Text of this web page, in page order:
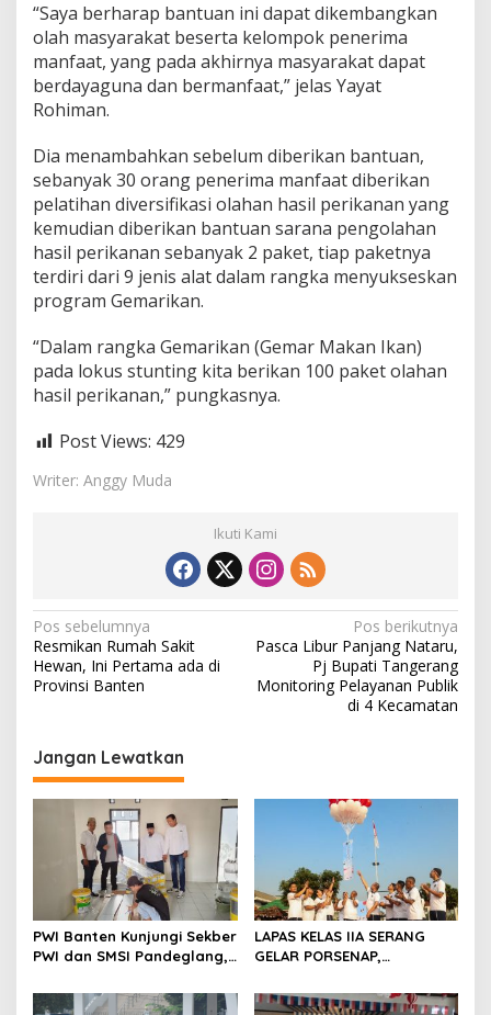
“Saya berharap bantuan ini dapat dikembangkan
olah masyarakat beserta kelompok penerima
manfaat, yang pada akhirnya masyarakat dapat
berdayaguna dan bermanfaat,” jelas Yayat
Rohiman.
Dia menambahkan sebelum diberikan bantuan,
sebanyak 30 orang penerima manfaat diberikan
pelatihan diversifikasi olahan hasil perikanan yang
kemudian diberikan bantuan sarana pengolahan
hasil perikanan sebanyak 2 paket, tiap paketnya
terdiri dari 9 jenis alat dalam rangka menyukseskan
program Gemarikan.
“Dalam rangka Gemarikan (Gemar Makan Ikan)
pada lokus stunting kita berikan 100 paket olahan
hasil perikanan,” pungkasnya.
Post Views: 429
Writer: Anggy Muda
Ikuti Kami
N
a
v
g
a
s
Pos sebelumnya
Resmikan Rumah Sakit
Hewan, Ini Pertama ada di
Provinsi Banten
Pos berikutnya
Pasca Libur Panjang Nataru,
Pj Bupati Tangerang
Monitoring Pelayanan Publik
di 4 Kecamatan
Jangan Lewatkan
PWI Banten Kunjungi Sekber
PWI dan SMSI Pandeglang,
Konferensi Organisasi
LAPAS KELAS IIA SERANG
GELAR PORSENAP,
DAN KEBERSAMAAN